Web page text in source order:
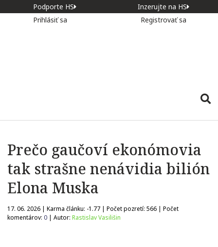
Podporte HS
Inzerujte na HS
Prihlásiť sa
Registrovať sa
Prečo gaučoví ekonómovia
tak strašne nenávidia bilión
Elona Muska
17. 06. 2026 | Karma článku: -1.77 | Počet pozretí: 566 | Počet
komentárov: 0 | Autor: Rastislav Vasilišin